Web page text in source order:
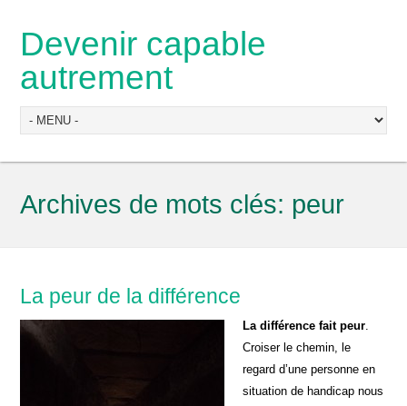
Devenir capable
autrement
Archives de mots clés: peur
La peur de la différence
La différence fait peur.
Croiser le chemin, le
regard d’une personne en
situation de handicap nous